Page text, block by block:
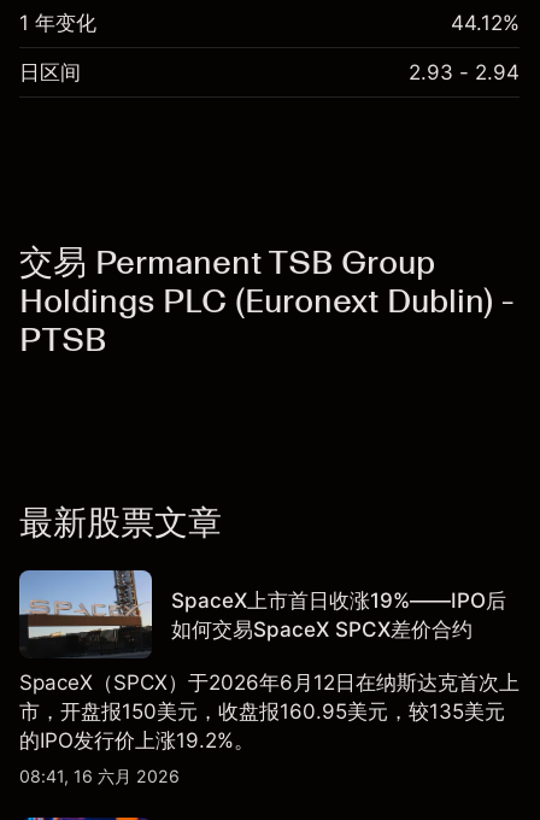
1 年变化 44.12%
日区间 2.93 - 2.94
交易 Permanent TSB Group
Holdings PLC (Euronext Dublin) -
PTSB
最新股票文章
SpaceX上市首日收涨19%——IPO后
如何交易SpaceX SPCX差价合约
SpaceX（SPCX）于2026年6月12日在纳斯达克首次上
市，开盘报150美元，收盘报160.95美元，较135美元
的IPO发行价上涨19.2%。
08:41, 16 六月 2026